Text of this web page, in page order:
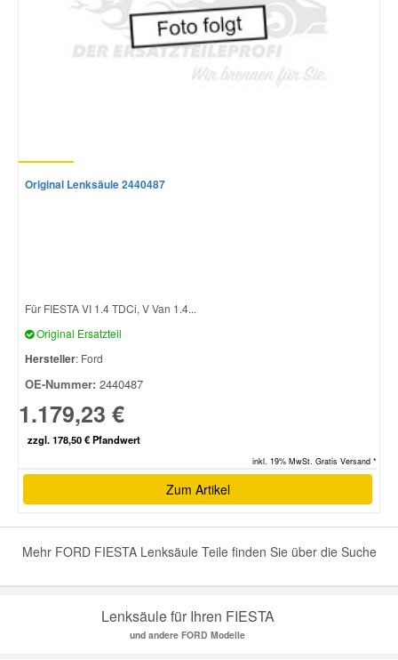
Original Lenksäule 2440487
Für FIESTA VI 1.4 TDCi, V Van 1.4...
Original Ersatzteil
Hersteller: Ford
OE-Nummer: 2440487
1.179,23 €
zzgl. 178,50 € Pfandwert
inkl. 19% MwSt. Gratis Versand *
Zum Artikel
Mehr FORD FIESTA Lenksäule Teile finden Sie über die Suche
Lenksäule für Ihren FIESTA
und andere FORD Modelle